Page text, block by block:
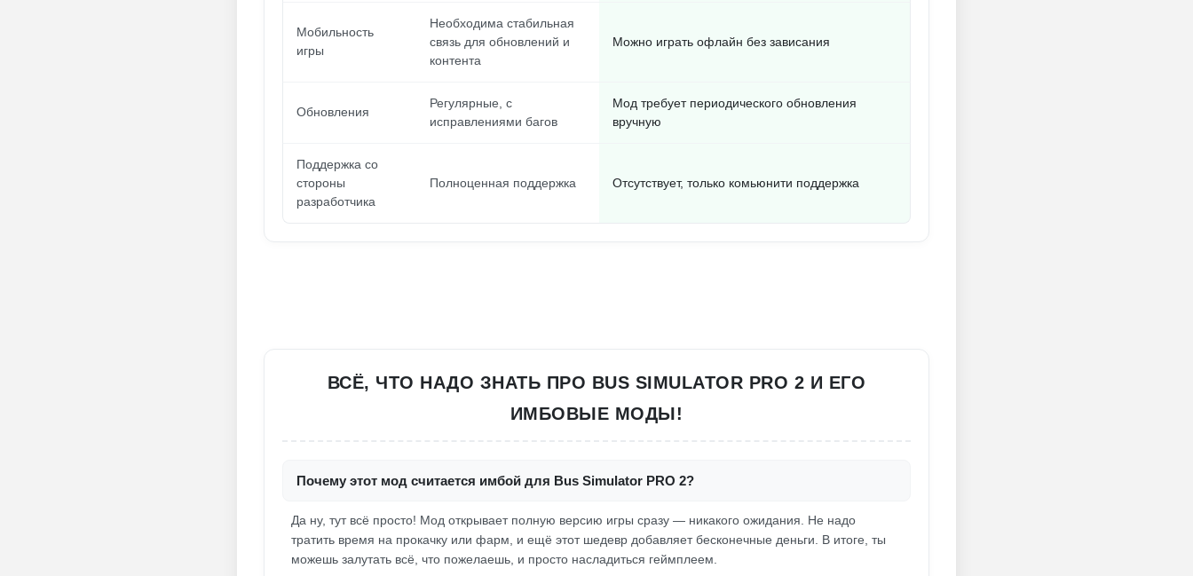
Мобильность
игры
Необходима стабильная
связь для обновлений и
контента
Можно играть офлайн без зависания
Обновления
Регулярные, с
исправлениями багов
Мод требует периодического обновления
вручную
Поддержка со
стороны
разработчика
Полноценная поддержка Отсутствует, только комьюнити поддержка
ВСЁ, ЧТО НАДО ЗНАТЬ ПРО BUS SIMULATOR PRO 2 И ЕГО
ИМБОВЫЕ МОДЫ!
Почему этот мод считается имбой для Bus Simulator PRO 2?
Да ну, тут всё просто! Мод открывает полную версию игры сразу — никакого ожидания. Не надо
тратить время на прокачку или фарм, и ещё этот шедевр добавляет бесконечные деньги. В итоге, ты
можешь залутать всё, что пожелаешь, и просто насладиться геймплеем.